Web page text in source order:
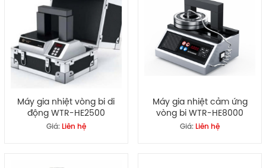
Máy gia nhiệt vòng bi di
động WTR-HE2500
Giá: Liên hệ
Máy gia nhiệt cảm ứng
vòng bi WTR-HE8000
Giá: Liên hệ